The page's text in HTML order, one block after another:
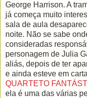
George Harrison. A
já começa muito
sala de aula
noite. Não se sabe
consideradas
personagem de Julia
aliás, depois de ter
e ainda esteve em
QUARTETO
ela é uma das várias